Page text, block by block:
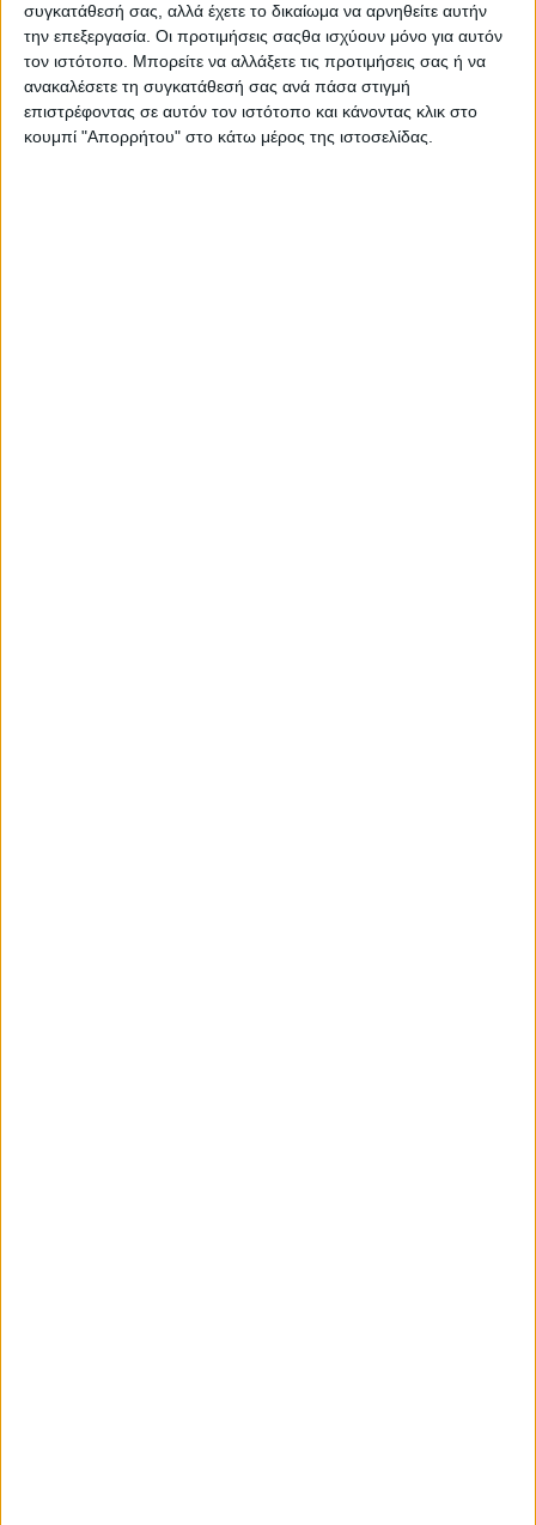
συγκατάθεσή σας, αλλά έχετε το δικαίωμα να αρνηθείτε αυτήν
την επεξεργασία. Οι προτιμήσεις σαςθα ισχύουν μόνο για αυτόν
τον ιστότοπο. Μπορείτε να αλλάξετε τις προτιμήσεις σας ή να
ανακαλέσετε τη συγκατάθεσή σας ανά πάσα στιγμή
επιστρέφοντας σε αυτόν τον ιστότοπο και κάνοντας κλικ στο
κουμπί "Απορρήτου" στο κάτω μέρος της ιστοσελίδας.
Οι υπηρεσίες του Δήμου Αγρινίου είναι σε
αυξημένη ετοιμότητα και η δημοτική αρχή συνιστά
στους πολίτες να είναι προσεκτικοί στις
μετακινήσεις τους.